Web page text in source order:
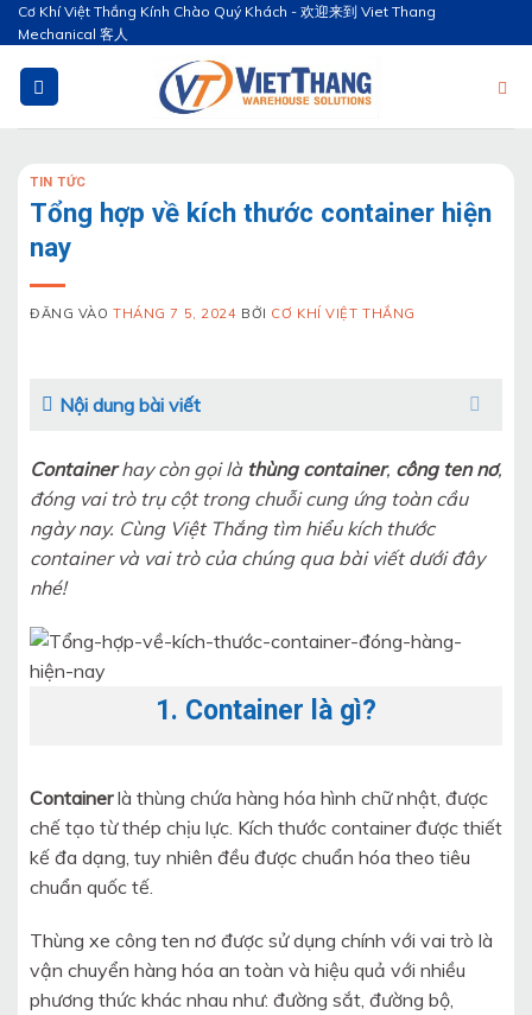
Bỏ
qua
nội
dung
Cơ Khí Việt Thắng Kính Chào Quý Khách - 欢迎来到 Viet Thang
Mechanical 客人
TIN TỨC
Tổng hợp về kích thước container hiện
nay
ĐĂNG VÀOTHÁNG 7 5, 2024 BỞI CƠ KHÍ VIỆT THẮNG
Nội dung bài viết
Containerhay còn gọi là thùng container, công ten nơ,
đóng vai trò trụ cột trong chuỗi cung ứng toàn cầu
ngày nay. Cùng Việt Thắng tìm hiểu kích thước
container và vai trò của chúng qua bài viết dưới đây
nhé!
1. Container là gì?
Containerlà thùng chứa hàng hóa hình chữ nhật, được
chế tạo từ thép chịu lực. Kích thước container được thiết
kế đa dạng, tuy nhiên đều được chuẩn hóa theo tiêu
chuẩn quốc tế.
Thùng xe công ten nơ được sử dụng chính với vai trò là
vận chuyển hàng hóa an toàn và hiệu quả với nhiều
phương thức khác nhau như: đường sắt, đường bộ,